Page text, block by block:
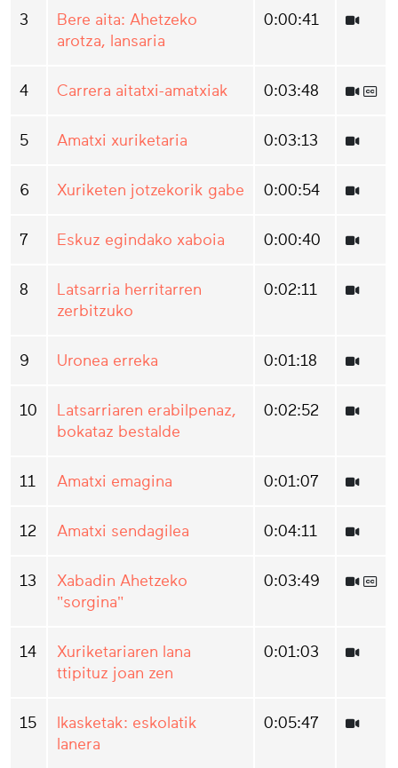
3
Bere aita: Ahetzeko
arotza, lansaria
0:00:41
4 Carrera aitatxi-amatxiak 0:03:48
5 Amatxi xuriketaria 0:03:13
6 Xuriketen jotzekorik gabe 0:00:54
7 Eskuz egindako xaboia 0:00:40
8
Latsarria herritarren
zerbitzuko
0:02:11
9 Uronea erreka 0:01:18
10
Latsarriaren erabilpenaz,
bokataz bestalde
0:02:52
11 Amatxi emagina 0:01:07
12 Amatxi sendagilea 0:04:11
13
Xabadin Ahetzeko
"sorgina"
0:03:49
14
Xuriketariaren lana
ttipituz joan zen
0:01:03
15
Ikasketak: eskolatik
lanera
0:05:47